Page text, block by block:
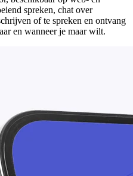
spreken, chat over
of te spreken en ontvang
en wanneer je maar wilt.